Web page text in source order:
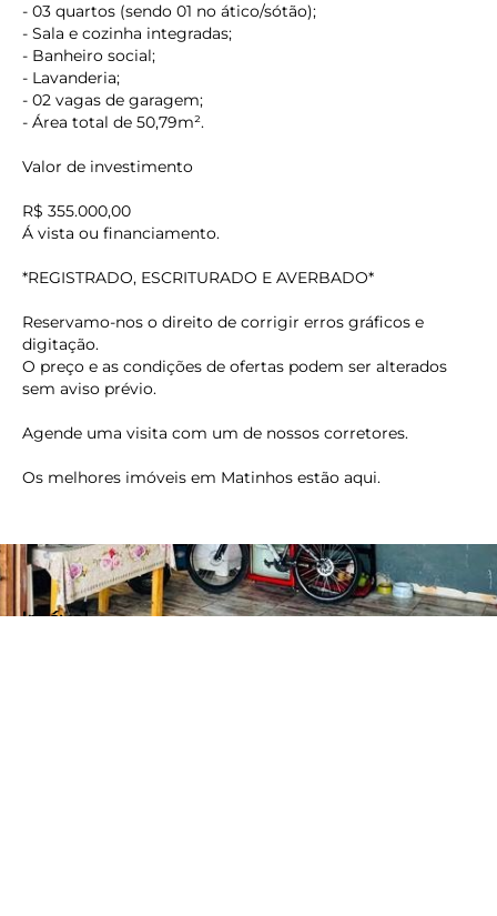
- 03 quartos (sendo 01 no ático/sótão);
- Sala e cozinha integradas;
- Banheiro social;
- Lavanderia;
- 02 vagas de garagem;
- Área total de 50,79m².
Valor de investimento
R$ 355.000,00
Á vista ou financiamento.
*REGISTRADO, ESCRITURADO E AVERBADO*
Reservamo-nos o direito de corrigir erros gráficos e
digitação.
O preço e as condições de ofertas podem ser alterados
sem aviso prévio.
Agende uma visita com um de nossos corretores.
Os melhores imóveis em Matinhos estão aqui.
Imóvel